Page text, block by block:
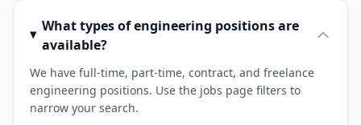
What types of engineering positions are
available?
We have full-time, part-time, contract, and freelance
engineering positions. Use the jobs page filters to
narrow your search.